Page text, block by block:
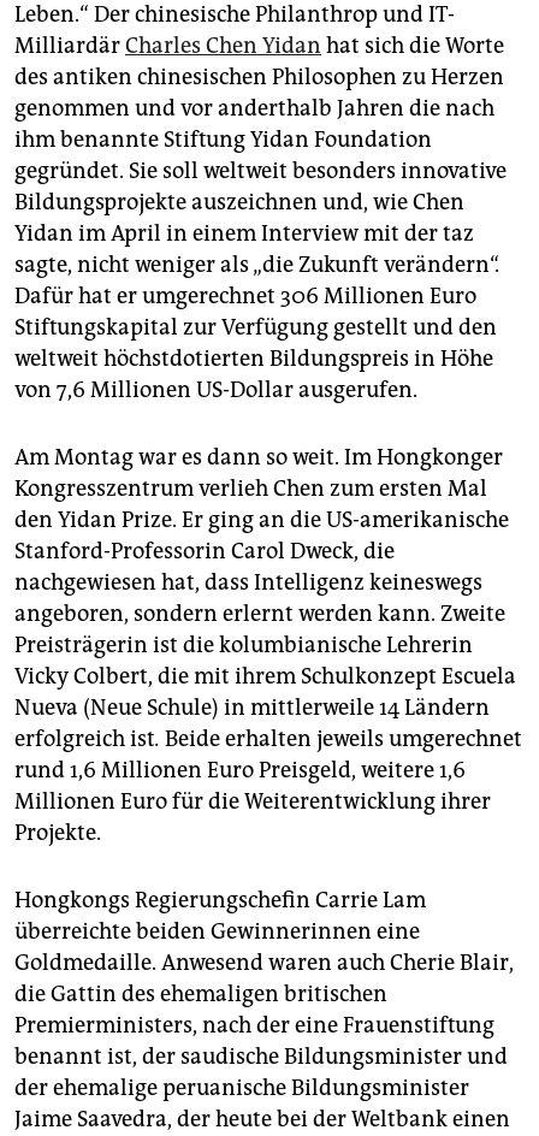
epaper login
Leben.“ Der chinesische Philanthrop und IT-
MilliardärCharles Chen Yidan hat sich die Worte
des antiken chinesischen Philosophen zu Herzen
genommen und vor anderthalb Jahren die nach
ihm benannte Stiftung Yidan Foundation
gegründet. Sie soll weltweit besonders innovative
Bildungsprojekte auszeichnen und, wie Chen
Yidan im April in einem Interview mit der taz
sagte, nicht weniger als „die Zukunft verändern“.
Dafür hat er umgerechnet 306 Millionen Euro
Stiftungskapital zur Verfügung gestellt und den
weltweit höchstdotierten Bildungspreis in Höhe
von 7,6 Millionen US-Dollar ausgerufen.
Am Montag war es dann so weit. Im Hongkonger
Kongresszentrum verlieh Chen zum ersten Mal
den Yidan Prize. Er ging an die US-amerikanische
Stanford-Professorin Carol Dweck, die
nachgewiesen hat, dass Intelligenz keineswegs
angeboren, sondern erlernt werden kann. Zweite
Preisträgerin ist die kolumbianische Lehrerin
Vicky Colbert, die mit ihrem Schulkonzept Escuela
Nueva (Neue Schule) in mittlerweile 14 Ländern
erfolgreich ist. Beide erhalten jeweils umgerechnet
rund 1,6 Millionen Euro Preisgeld, weitere 1,6
Millionen Euro für die Weiterentwicklung ihrer
Projekte.
Hongkongs Regierungschefin Carrie Lam
überreichte beiden Gewinnerinnen eine
Goldmedaille. Anwesend waren auch Cherie Blair,
die Gattin des ehemaligen britischen
Premierministers, nach der eine Frauenstiftung
benannt ist, der saudische Bildungsminister und
der ehemalige peruanische Bildungsminister
Jaime Saavedra, der heute bei der Weltbank einen